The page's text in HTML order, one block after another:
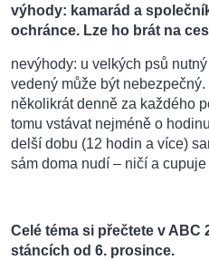
výhody: kamarád a
ochránce. Lze ho brát na
nevýhody: u velkých psů
vedený může být
několikrát denně za každého
tomu vstávat nejméně o
delší dobu (12 hodin a více)
sám doma nudí – ničí a
Celé téma si přečtete v ABC
stáncích od 6. prosince.